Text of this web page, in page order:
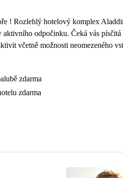
! Rozlehlý hotelový komplex
odpočinku. Čeká vás
včetně možnosti neomezeného
zdarma
zdarma